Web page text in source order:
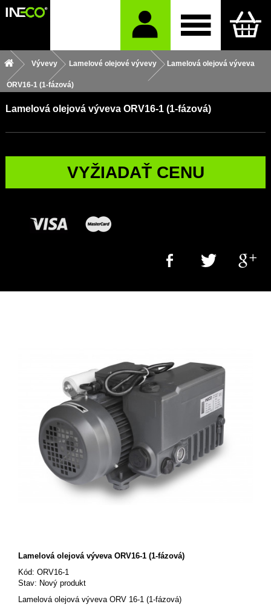
Vývevy Lamelové olejové vývevy Lamelová olejová výveva
ORV16-1 (1-fázová)
Lamelová olejová výveva ORV16-1 (1-fázová)
VYŽIADAŤ CENU
Lamelová olejová výveva ORV16-1 (1-fázová)
Kód: ORV16-1
Stav: Nový produkt
Lamelová olejová výveva ORV 16-1 (1-fázová)